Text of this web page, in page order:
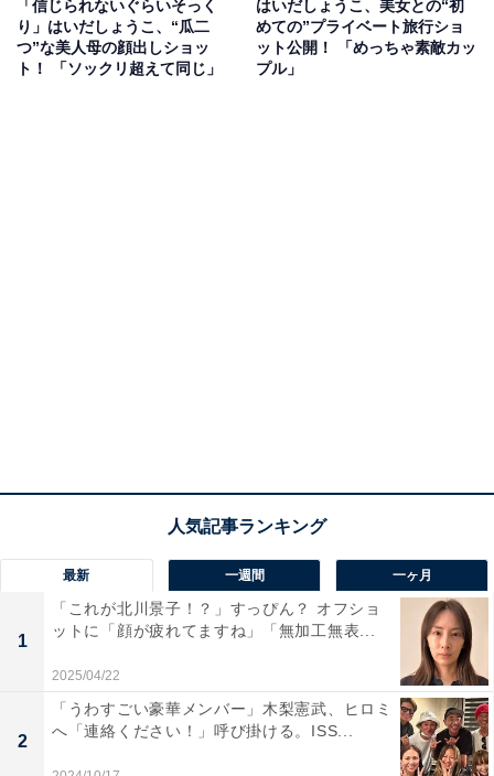
「信じられないぐらいそっく
り」はいだしょうこ、“瓜二
つ”な美人母の顔出しショッ
ト！ 「ソックリ超えて同じ」
はいだしょうこ、美女との“初
めての”プライベート旅行ショ
ット公開！ 「めっちゃ素敵カッ
プル」
最新 一週間 一ヶ月
1
「これが北川景子！？」すっぴん？ オフショ
ットに「顔が疲れてますね」「無加工無表...
2025/04/22
2
「うわすごい豪華メンバー」木梨憲武、ヒロミ
へ「連絡ください！」呼び掛ける。ISS...